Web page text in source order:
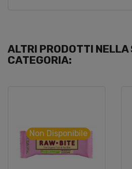
ALTRI PRODOTTI NELLA
CATEGORIA:
Non Disponibile